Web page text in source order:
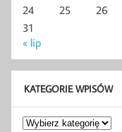
24
25 26
31
« lip
KATEGORIE WPISÓW
Kategorie